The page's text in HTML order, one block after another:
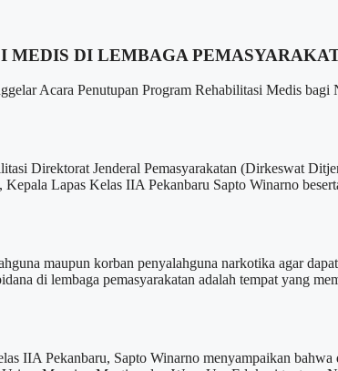
DI LEMBAGA
Acara Penutupan Program Rehabilitasi Medis
Direktorat Jenderal Pemasyarakatan (Dirkeswat
Lapas Kelas IIA Pekanbaru Sapto Winarno
maupun korban penyalahguna narkotika agar
di lembaga pemasyarakatan adalah tempat yang
IIA Pekanbaru, Sapto Winarno menyampaikan